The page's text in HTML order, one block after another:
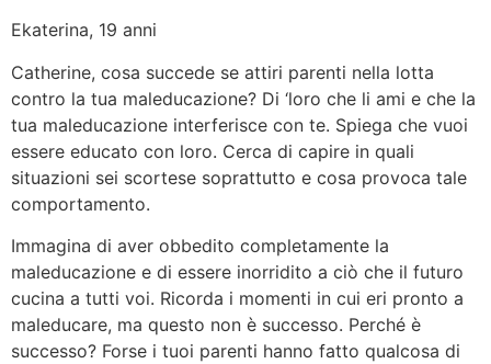
Ekaterina, 19 anni
Catherine, cosa succede se attiri parenti nella lotta
contro la tua maleducazione? Di ‘loro che li ami e che la
tua maleducazione interferisce con te. Spiega che vuoi
essere educato con loro. Cerca di capire in quali
situazioni sei scortese soprattutto e cosa provoca tale
comportamento.
Immagina di aver obbedito completamente la
maleducazione e di essere inorridito a ciò che il futuro
cucina a tutti voi. Ricorda i momenti in cui eri pronto a
maleducare, ma questo non è successo. Perché è
successo? Forse i tuoi parenti hanno fatto qualcosa di